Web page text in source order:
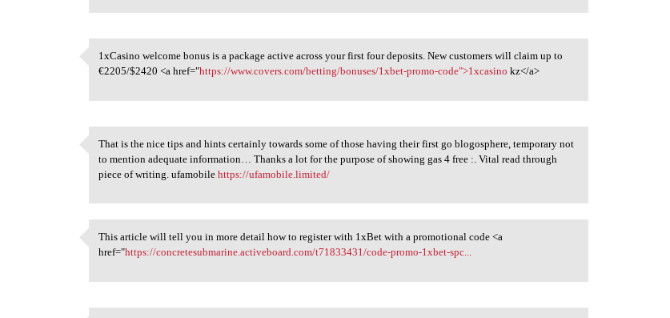
1xCasino welcome bonus is a
1xCasino welcome bonus is a package active across your first four deposits. New customers will claim up to
€2205/$2420 <a href="https://www.covers.com/betting/bonuses/1xbet-promo-code">1xcasino kz</a>
That is the nice tips and
That is the nice tips and hints certainly towards some of those having their first go blogosphere, temporary not
to mention adequate information… Thanks a lot for the purpose of showing gas 4 free :. Vital read through
piece of writing. ufamobilehttps://ufamobile.limited/
This article will tell you in
This article will tell you in more detail how to register with 1xBet with a promotional code <a
href="https://concretesubmarine.activeboard.com/t71833431/code-promo-1xbet-spc...